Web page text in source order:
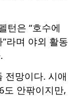
턴은 “호수에
라며 야외 활동
전망이다. 시애
도 안팎이지만,